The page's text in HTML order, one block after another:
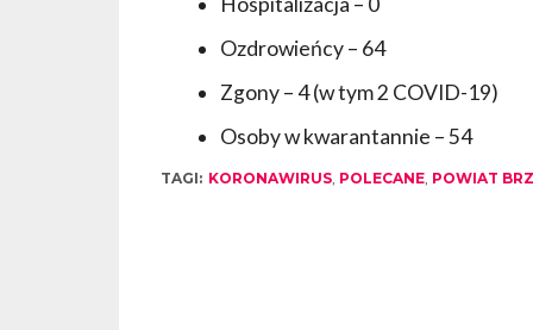
Ozdrowieńcy – 64
Zgony – 4 (w tym 2 COVID-19)
Osoby w kwarantannie – 54
TAGI: KORONAWIRUS, POLECANE, POWIAT